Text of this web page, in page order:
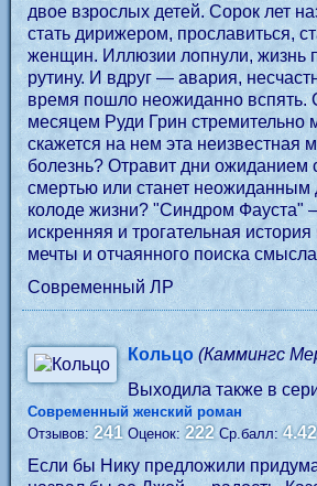
двое взрослых детей. Сорок лет
стать дирижером, прославиться,
женщин. Иллюзии лопнули, жизнь
рутину. И вдруг — авария,
время пошло неожиданно вспять.
месяцем Руди Грин стремительно
скажется на нем эта неизвестная
болезнь? Отравит дни ожиданием
смертью или станет неожиданным
колоде жизни? "Синдром Фауста"
искренняя и трогательная
мечты и отчаянного поиска
Современный ЛР
Кольцо (Каммингс
Выходила также в
Современный женский роман
Отзывов: 241 Оценок: 222 Ср.балл:4.42
Если бы Нику предложили